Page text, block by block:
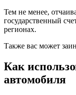
Тем не менее,
государственный
регионах.
Также вас может
Как
автомобиля